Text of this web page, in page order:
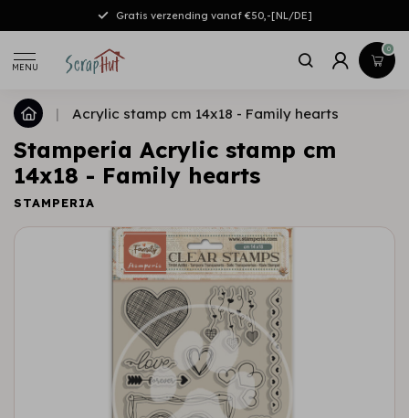
Gratis verzending vanaf €50,-[NL/DE]
MENU
0
| Acrylic stamp cm 14x18 - Family hearts
Stamperia Acrylic stamp cm
14x18 - Family hearts
STAMPERIA